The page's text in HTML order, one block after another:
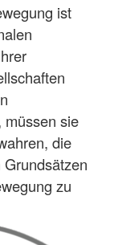
ist
müssen sie
die
zu